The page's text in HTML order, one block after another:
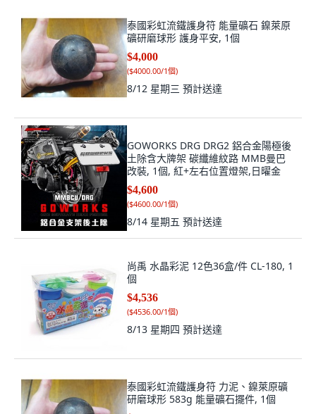
泰國彩虹流鐵護身符 能量礦石 鎳萊原
礦研磨球形 護身平安, 1個
$4,000
($4000.00/1個)
8/12 星期三 預計送達
GOWORKS DRG DRG2 鋁合金陽極後
土除含大牌架 碳纖維紋路 MMB曼巴
改裝, 1個, 紅+左右位置燈架,日曜金
$4,600
($4600.00/1個)
8/14 星期五 預計送達
尚禹 水晶彩泥 12色36盒/件 CL-180, 1
個
$4,536
($4536.00/1個)
8/13 星期四 預計送達
泰國彩虹流鐵護身符 力泥、鎳萊原礦
研磨球形 583g 能量礦石擺件, 1個